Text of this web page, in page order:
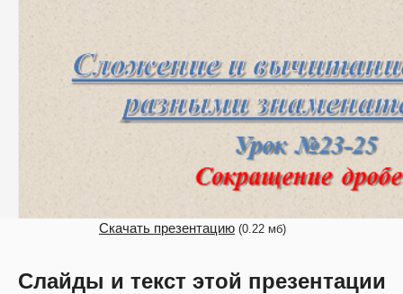
Скачать презентацию (0.22 мб)
Слайды и текст этой презентации